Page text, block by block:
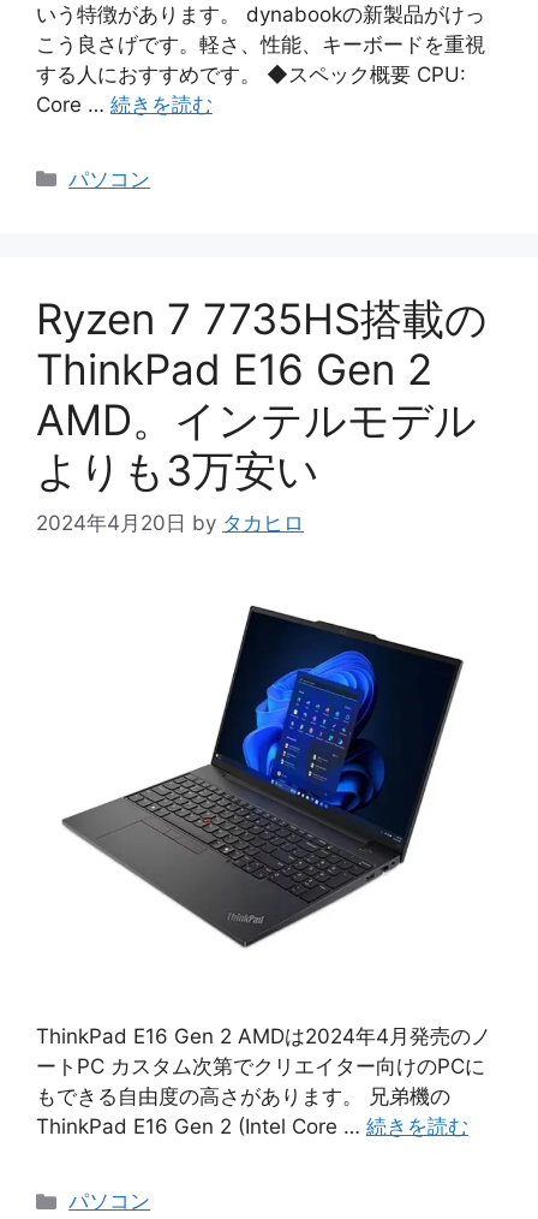
いう特徴があります。 dynabookの新製品がけっ
こう良さげです。軽さ、性能、キーボードを重視
する人におすすめです。 ◆スペック概要 CPU:
Core … 続きを読む
カ
パソコン
Ryzen 7 7735HS搭載の
ThinkPad E16 Gen 2
AMD。インテルモデル
よりも3万安い
2024年4月20日 by タカヒロ
ThinkPad E16 Gen 2 AMDは2024年4月発売のノ
ートPC カスタム次第でクリエイター向けのPCに
もできる自由度の高さがあります。 兄弟機の
ThinkPad E16 Gen 2 (Intel Core … 続きを読む
カ
パソコン